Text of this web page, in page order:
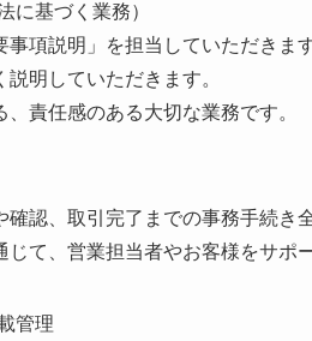
に基づく業務）
事項説明」を担当していただきま
明していただきます。
責任感のある大切な業務です。
認、取引完了までの事務手続き
て、営業担当者やお客様をサポ
管理